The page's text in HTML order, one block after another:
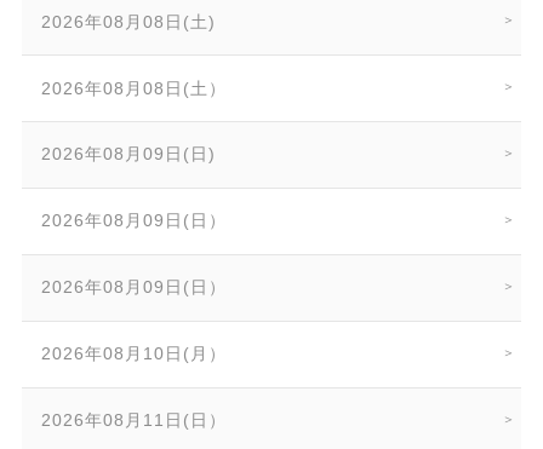
2026年08月08日(土)
2026年08月08日(土）
2026年08月09日(日)
2026年08月09日(日）
2026年08月09日(日）
2026年08月10日(月）
2026年08月11日(日）